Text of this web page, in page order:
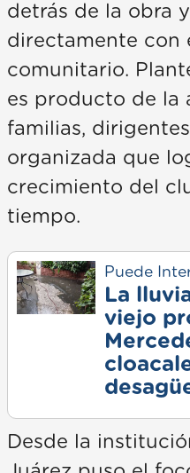
detrás de la obra
directamente con
comunitario.
es producto de la
familias,
organizada que
crecimiento del
tiempo.
Puede
La
viejo
Desde la